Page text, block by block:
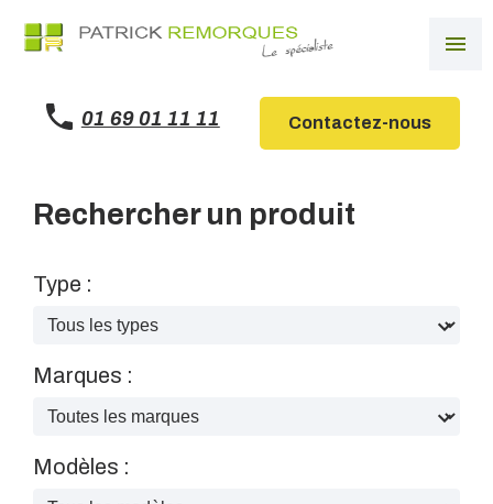
menu
01 69 01 11 11 Contactez-nous
Rechercher un produit
Type :
Marques :
Modèles :